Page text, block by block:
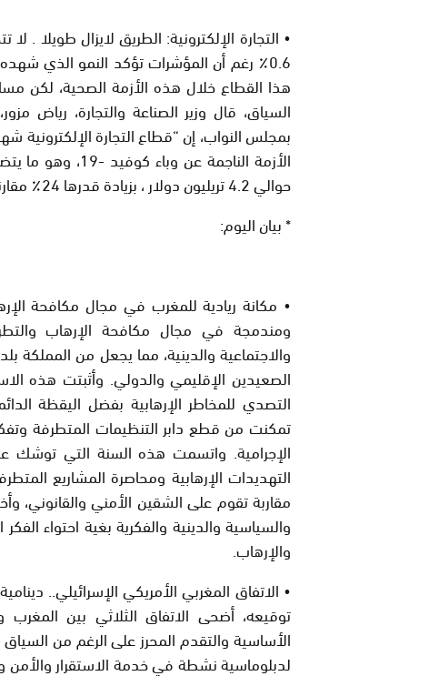
• التجارة الإلكترونية: الطريق لايزال طويلا .
0.6٪ رغم أن المؤشرات تؤكد النمو الذي
هذا القطاع خلال هذه الأزمة الصحية، لكن
السياق، قال وزير الصناعة والتجارة، رياض
بمجلس النواب، إن “قطاع التجارة الإلكترونية
حوالي 4.2 تريليون دولار ، بزيادة قدرها 24٪ مقارنة مع عام 2019”.
* بيان اليوم:
• مكانة ريادية للمغرب في مجال مكافحة
ومندمجة في مجال مكافحة الإرهاب
والاجتماعية والدينية، مما يجعل من المملكة
الصعيدين الإقليمي والدولي. وأثبتت هذه
التصدي للمخاطر الإرهابية بفضل اليقظة
تمكنت من قطع دابر التنظيمات المتطرفة
الإجرامية. واتسمت هذه السنة التي توشك
التهديدات الإرهابية ومحاصرة المشاريع
مقاربة تقوم على الشقين الأمني والقانوني،
والسياسية والدينية والفكرية بغية احتواء
والإرهاب.
• الاتفاق المغربي الأمريكي الإسرائيلي..
توقيعه، أضحى الاتفاق الثلاثي بين المغرب
الأساسية والتقدم المحرز على الرغم من السياق
لدبلوماسية نشطة في خدمة الاستقرار والأمن